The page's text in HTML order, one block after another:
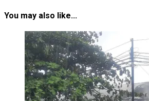
You may also like...